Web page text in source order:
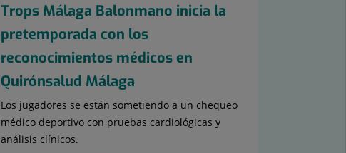
Trops Málaga Balonmano inicia la
pretemporada con los
reconocimientos médicos en
Quirónsalud Málaga
Los jugadores se están sometiendo a un chequeo
médico deportivo con pruebas cardiológicas y
análisis clínicos.